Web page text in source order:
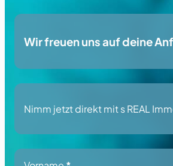
Wir freuen uns auf deine
Nimm jetzt direkt mit s REAL